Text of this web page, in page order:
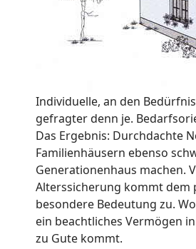
Individuelle, an den
gefragter denn je.
Das Ergebnis: Durchdachte
Familienhäusern ebenso
Generationenhaus machen.
Alterssicherung kommt dem
besondere Bedeutung zu.
ein beachtliches Vermögen
zu Gute kommt.